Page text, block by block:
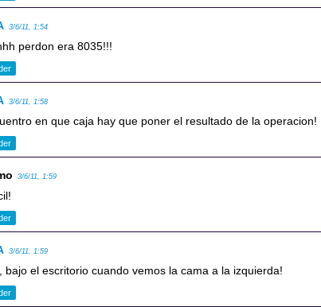
3/6/11, 1:54
perdon era 8035!!!
3/6/11, 1:58
en que caja hay que poner el resultado de la operacion!
3/6/11, 1:59
3/6/11, 1:59
bajo el escritorio cuando vemos la cama a la izquierda!